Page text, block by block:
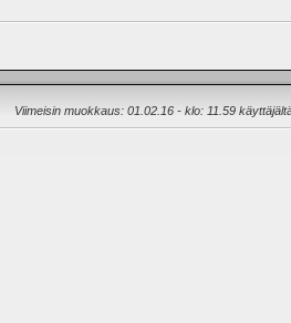
Viimeisin muokkaus: 01.02.16 - klo: 11.59